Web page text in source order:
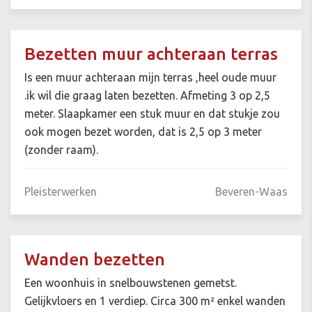
Bezetten muur achteraan terras
Is een muur achteraan mijn terras ,heel oude muur
.ik wil die graag laten bezetten. Afmeting 3 op 2,5
meter. Slaapkamer een stuk muur en dat stukje zou
ook mogen bezet worden, dat is 2,5 op 3 meter
(zonder raam).
Pleisterwerken Beveren-Waas
Wanden bezetten
Een woonhuis in snelbouwstenen gemetst.
Gelijkvloers en 1 verdiep. Circa 300 m² enkel wanden